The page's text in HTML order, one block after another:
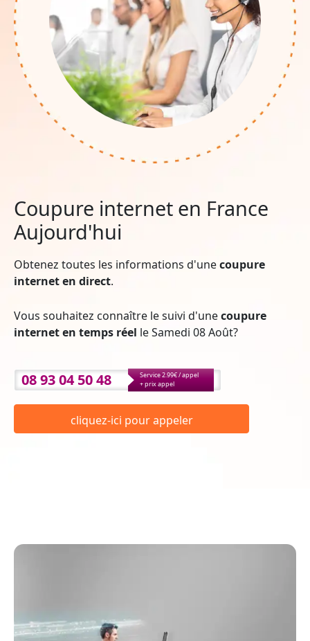
Coupure internet en France
Aujourd'hui
Obtenez toutes les informations d'unecoupure
internet en direct.
Vous souhaitez connaître le suivi d'unecoupure
internet en temps réel le Samedi 08 Août?
08 93 04 50 48
Service 2.99€ / appel
+ prix appel
cliquez-ici pour appeler